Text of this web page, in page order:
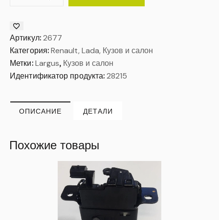
Артикул: 2677
Категория:Renault, Lada, Кузов и салон
Метки: Largus, Кузов и салон
Идентификатор продукта:28215
ОПИСАНИЕ ДЕТАЛИ
Похожие товары